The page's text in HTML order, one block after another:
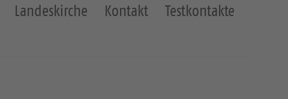
Landeskirche Kontakt Testkontakte